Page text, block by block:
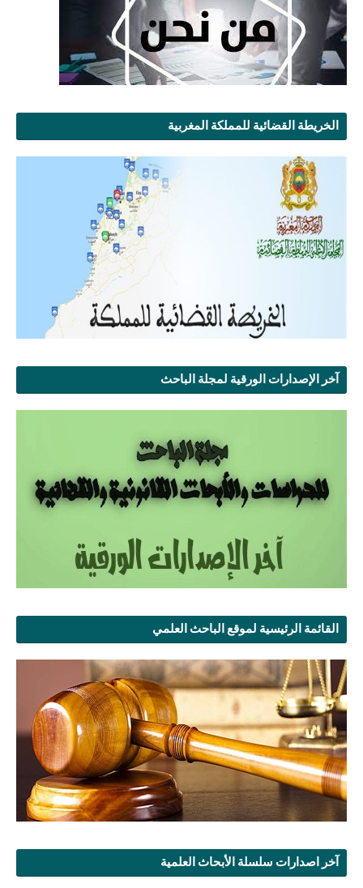
الخريطة القضائية للمملكة المغربية
آخر الإصدارات الورقية لمجلة الباحث
القائمة الرئيسية لموقع الباحث العلمي
آخر اصدارات سلسلة الأبحاث العلمية